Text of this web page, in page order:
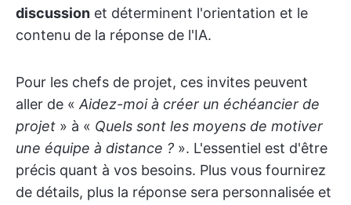
discussion et déterminent l'orientation et le
contenu de la réponse de l'IA.
Pour les chefs de projet, ces invites peuvent
aller de « Aidez-moi à créer un échéancier de
projet » à « Quels sont les moyens de motiver
une équipe à distance ? ». L'essentiel est d'être
précis quant à vos besoins. Plus vous fournirez
de détails, plus la réponse sera personnalisée et